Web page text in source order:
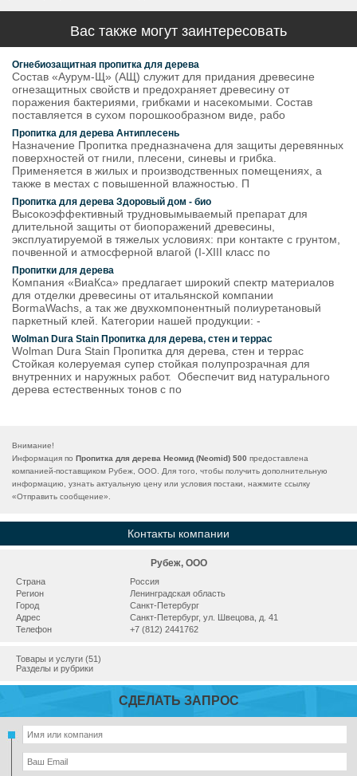
Вас также могут заинтересовать
Огнебиозащитная пропитка для дерева
Состав «Аурум-Щ» (АЩ) служит для придания древесине
огнезащитных свойств и предохраняет древесину от
поражения бактериями, грибками и насекомыми. Состав
поставляется в сухом порошкообразном виде, рабо
Пропитка для дерева Антиплесень
Назначение Пропитка предназначена для защиты деревянных
поверхностей от гнили, плесени, синевы и грибка.
Применяется в жилых и производственных помещениях, а
также в местах с повышенной влажностью. П
Пропитка для дерева Здоровый дом - био
Высокоэффективный трудновымываемый препарат для
длительной защиты от биопоражений древесины,
эксплуатируемой в тяжелых условиях: при контакте с грунтом,
почвенной и атмосферной влагой (I-ХIII класс по
Пропитки для дерева
Компания «ВиаКса» предлагает широкий спектр материалов
для отделки древесины от итальянской компании
BormaWachs, а так же двухкомпонентный полиуретановый
паркетный клей. Категории нашей продукции: -
Wolman Dura Stain Пропитка для дерева, стен и террас
Wolman Dura Stain Пропитка для дерева, стен и террас
Стойкая колеруемая супер стойкая полупрозрачная для
внутренних и наружных работ. Обеспечит вид натурального
дерева естественных тонов с по
Внимание!
Информация по Пропитка для дерева Неомид (Neomid) 500 предоставлена
компанией-поставщиком Рубеж, ООО. Для того, чтобы получить дополнительную
информацию, узнать актуальную цену или условия постаки, нажмите ссылку
«Отправить сообщение».
Контакты компании
Рубеж, ООО
Страна
Россия
Регион
Ленинградская область
Город
Санкт-Петербург
Адрес
Санкт-Петербург, ул. Швецова, д. 41
Телефон
+7 (812) 2441762
Товары и услуги (51)
Разделы и рубрики
СДЕЛАТЬ ЗАПРОС